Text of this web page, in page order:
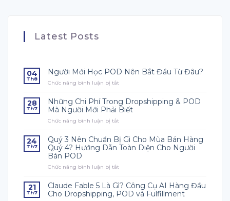
Latest Posts
04
Th8
Người Mới Học POD Nên Bắt Đầu Từ Đâu?
Chức năng bình luận bị tắt
Mới
Học
POD
Đầu
Từ
Đâu?
28
Th7
Những Chi Phí Trong Dropshipping & POD
Mà Người Mới Phải Biết
Chức năng bình luận bị tắt
Chi
Phí
Trong
Mà
Người
Mới
24
Th7
Quý 3 Nên Chuẩn Bị Gì Cho Mùa Bán Hàng
Quý 4? Hướng Dẫn Toàn Diện Cho Người
Bán POD
Chức năng bình luận bị tắt
3
Nên
Chuẩn
21
Th7
Claude Fable 5 Là Gì? Công Cụ AI Hàng Đầu
Cho Dropshipping, POD và Fulfillment